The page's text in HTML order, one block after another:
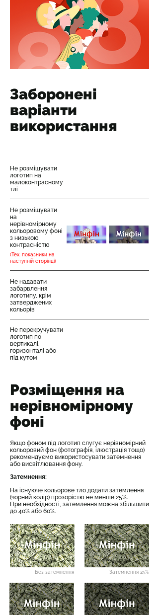
Заборонені
варіанти
використання
Не розміщувати
логотип на
малоконтрасному
тлі
Не розміщувати
на
нерівномірному
кольоровому фоні
з низькою
контрасністю
(Тех. показники на
наступній сторінці)
Не надавати
забарвлення
логотипу, крім
затверджених
кольорів
Не перекручувати
логотип по
вертикалі,
горизонталі або
під кутом
Розміщення на
нерівномірному
фоні
Якщо фоном під логотип слугує нерівномірний
кольоровий фон (фотографія, ілюстрація тощо)
рекомендуємо використосувати затемнення
або висвітлювання фону.
Затемнення:
На існуюче кольорове тло додати затемлення
(чорний колір) прозорістю не менше 25%.
При необхідності, затемлення можна збільшити
до 40% або 60%.
Без затемнення Затемнення 25%